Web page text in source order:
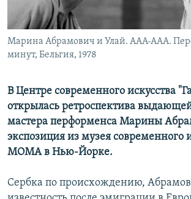
Марина Абрамович и Улай. ААА-ААА.
минут, Бельгия, 1978
В Центре современного искусства
открылась ретроспектива
мастера перформенса Марины
экспозиция из музея современного
МОМА в Нью-Йорке.
Сербка по происхождению,